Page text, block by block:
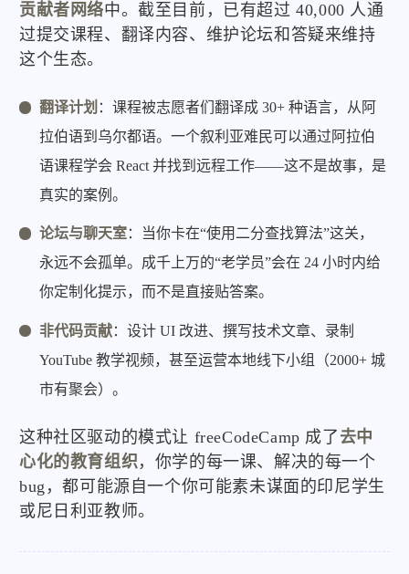
贡献者网络中。截至目前，已有超过 40,000 人通
过提交课程、翻译内容、维护论坛和答疑来维持
这个生态。
翻译计划 ：课程被志愿者们翻译成 30+ 种语言，从阿
拉伯语到乌尔都语。一个叙利亚难民可以通过阿拉伯
语课程学会 React 并找到远程工作——这不是故事，是
真实的案例。
论坛与聊天室：当你卡在“使用二分查找算法”这关，
永远不会孤单。成千上万的“老学员”会在 24 小时内给
你定制化提示，而不是直接贴答案。
非代码贡献：设计 UI 改进、撰写技术文章、录制
YouTube 教学视频，甚至运营本地线下小组（2000+ 城
市有聚会）。
这种社区驱动的模式让 freeCodeCamp 成了 去中
心化的教育组织 ，你学的每一课、解决的每一个
bug，都可能源自一个你可能素未谋面的印尼学生
或尼日利亚教师。